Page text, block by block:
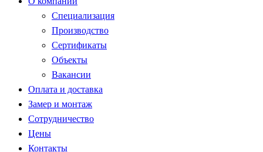
Специализация
Производство
Сертификаты
Объекты
Вакансии
Оплата и доставка
Замер и монтаж
Сотрудничество
Цены
Контакты